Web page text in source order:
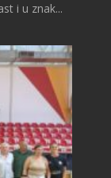
i u znak...